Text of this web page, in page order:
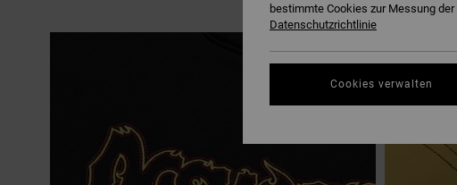
bestimmte Cookies zur Messung
Datenschutzrichtlinie
Cookies verwalten